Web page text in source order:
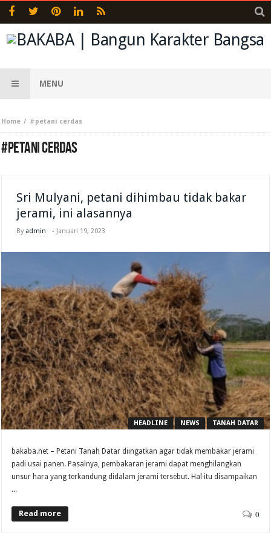
MENU
Home #petani cerdas
#PETANI CERDAS
Sri Mulyani, petani dihimbau tidak bakar
jerami, ini alasannya
By admin - Januari 19, 2023
HEADLINE NEWS TANAH DATAR
bakaba.net – Petani Tanah Datar diingatkan agar tidak membakar jerami
padi usai panen. Pasalnya, pembakaran jerami dapat menghilangkan
unsur hara yang terkandung didalam jerami tersebut. Hal itu disampaikan
...
Read more 0